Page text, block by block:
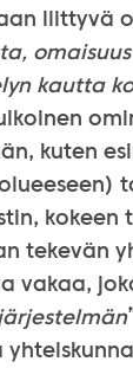
liittyvä
kautta
kuten
kokeen
tekevän
vakaa,